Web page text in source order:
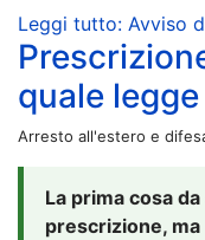
Leggi tutto: Avviso
quale
Arresto all'estero e
La prima cosa
prescrizione,